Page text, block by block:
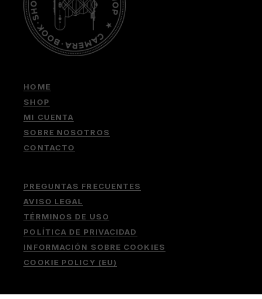
HOME
SHOP
MI CUENTA
SOBRE NOSOTROS
CONTACTO
PREGUNTAS FRECUENTES
AVISO LEGAL
TÉRMINOS DE USO
POLÍTICA DE PRIVACIDAD
INFORMACIÓN SOBRE COOKIES
COOKIE POLICY (EU)